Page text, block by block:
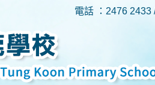
電話 ：2476 2433